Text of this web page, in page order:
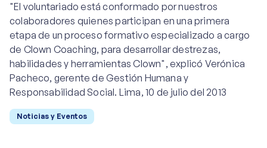
"El voluntariado está conformado por nuestros
colaboradores quienes participan en una primera
etapa de un proceso formativo especializado a cargo
de Clown Coaching, para desarrollar destrezas,
habilidades y herramientas Clown", explicó Verónica
Pacheco, gerente de Gestión Humana y
Responsabilidad Social. Lima, 10 de julio del 2013
Noticias y Eventos